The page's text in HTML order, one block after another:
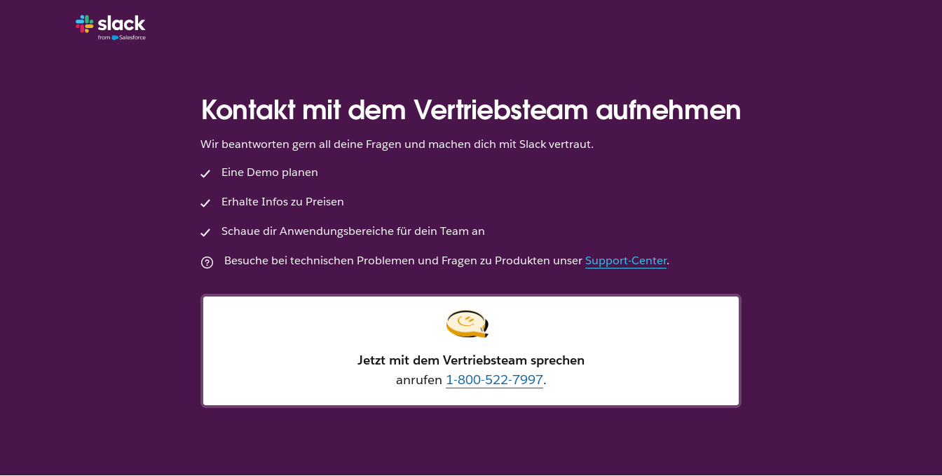
Kontakt mit dem Vertriebsteam aufnehmen
Wir beantworten gern all deine Fragen und machen dich mit Slack vertraut.
Eine Demo planen
Erhalte Infos zu Preisen
Schaue dir Anwendungsbereiche für dein Team an
Besuche bei technischen Problemen und Fragen zu Produkten unserSupport-Center.
Jetzt mit dem Vertriebsteam sprechen
anrufen 1-800-522-7997.